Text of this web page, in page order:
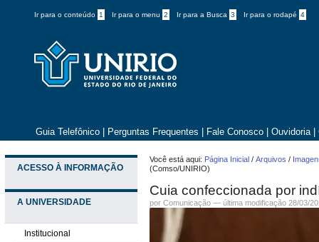
Ir para o conteúdo 1 Ir para o menu 2 Ir para a Busca 3 Ir para o rodapé 4
Guia Telefônico Perguntas Frequentes Fale Conosco Ouvidoria
ACESSO À INFORMAÇÃO
A UNIVERSIDADE
Institucional
Você está aqui: Página Inicial /Arquivos /
(Comso/UNIRIO)
Cuia confeccionada por
porComunicação —última modificação 28/03/